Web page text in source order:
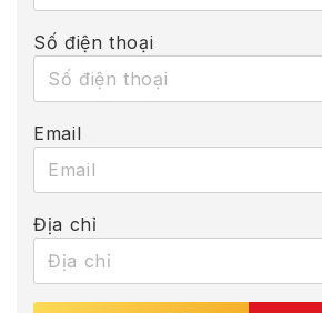
Số điện thoại
Email
Địa chỉ